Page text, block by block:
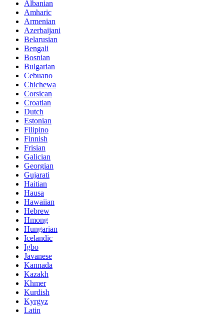
Albanian
Amharic
Armenian
Azerbaijani
Belarusian
Bengali
Bosnian
Bulgarian
Cebuano
Chichewa
Corsican
Croatian
Dutch
Estonian
Filipino
Finnish
Frisian
Galician
Georgian
Gujarati
Haitian
Hausa
Hawaiian
Hebrew
Hmong
Hungarian
Icelandic
Igbo
Javanese
Kannada
Kazakh
Khmer
Kurdish
Kyrgyz
Latin